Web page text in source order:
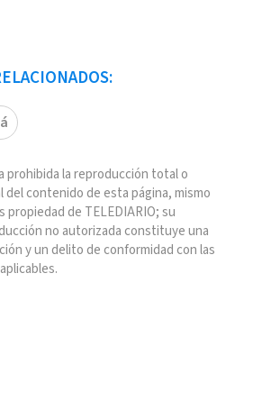
prohibida la reproducción total o
del contenido de esta página, mismo
propiedad de TELEDIARIO; su
no autorizada constituye una
y un delito de conformidad con las